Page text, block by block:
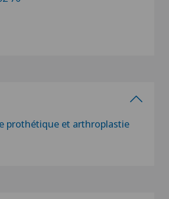
prothétique et arthroplastie